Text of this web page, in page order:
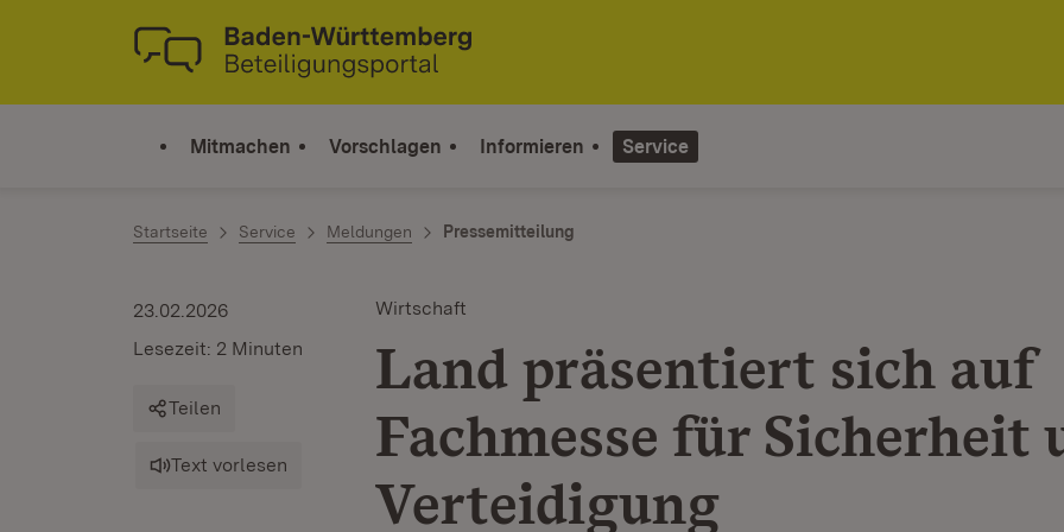
Zum Inhalt springen
Link zur Startseite
Mitmachen Vorschlagen Informieren Service
Startseite Service Meldungen Pressemitteilung
Wirtschaft
Land präsentiert sich auf
Fachmesse für Sicherheit
Verteidigung
23.02.2026
Lesezeit: 2 Minuten
Teilen
Text vorlesen